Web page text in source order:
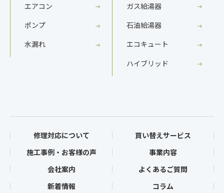
エアコン
ポンプ
水漏れ
ガス給湯器
石油給湯器
エコキュート
ハイブリッド
修理対応について
買い替えサービス
施工事例・お客様の声
事業内容
会社案内
よくあるご質問
新着情報
コラム